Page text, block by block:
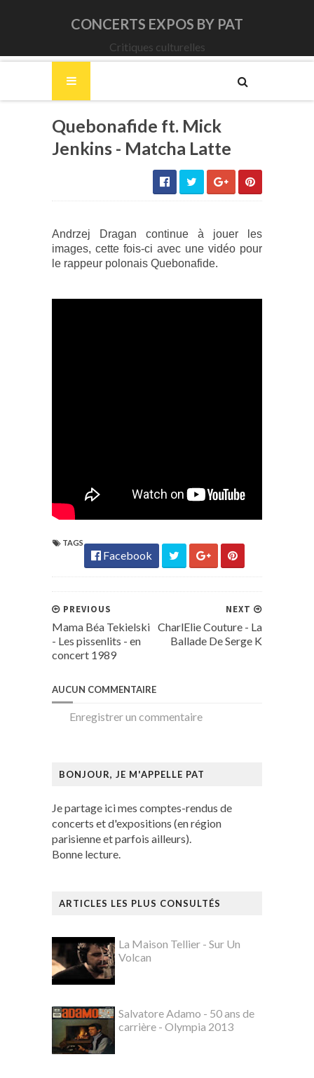
CONCERTS EXPOS BY PAT
Critiques culturelles
Quebonafide ft. Mick
Jenkins - Matcha Latte
Andrzej Dragan continue à jouer les
images, cette fois-ci avec une vidéo pour
le rappeur polonais Quebonafide.
TAGS
Facebook
NEXT
CharlElie Couture - La
Ballade De Serge K
PREVIOUS
Mama Béa Tekielski
- Les pissenlits - en
concert 1989
AUCUN COMMENTAIRE
Enregistrer un commentaire
BONJOUR, JE M'APPELLE PAT
Je partage ici mes comptes-rendus de
concerts et d'expositions (en région
parisienne et parfois ailleurs).
Bonne lecture.
ARTICLES LES PLUS CONSULTÉS
La Maison Tellier - Sur Un
Volcan
Salvatore Adamo - 50 ans de
carrière - Olympia 2013